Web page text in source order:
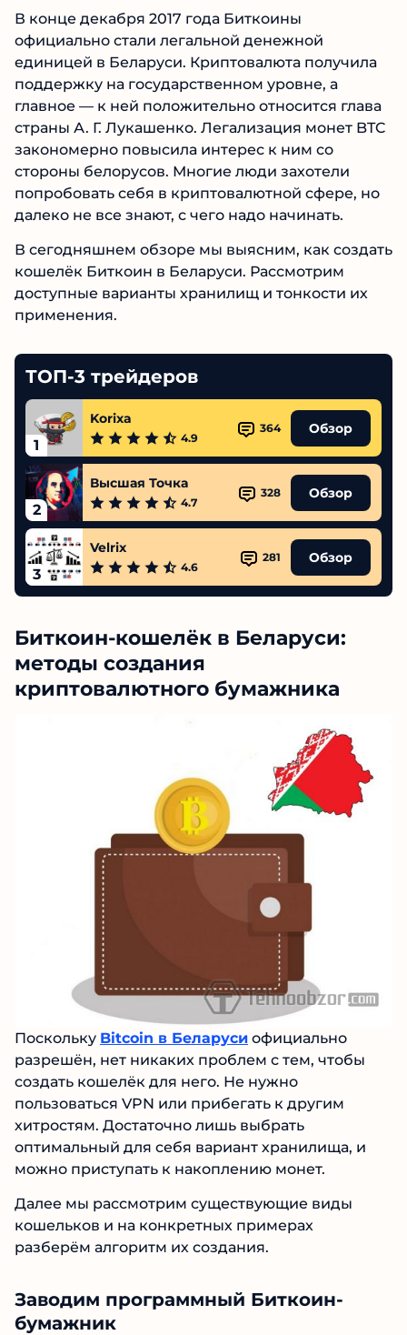
В конце декабря 2017 года Биткоины
официально стали легальной денежной
единицей в Беларуси. Криптовалюта получила
поддержку на государственном уровне, а
главное — к ней положительно относится глава
страны А. Г. Лукашенко. Легализация монет BTC
закономерно повысила интерес к ним со
стороны белорусов. Многие люди захотели
попробовать себя в криптовалютной сфере, но
далеко не все знают, с чего надо начинать.
В сегодняшнем обзоре мы выясним, как создать
кошелёк Биткоин в Беларуси. Рассмотрим
доступные варианты хранилищ и тонкости их
применения.
ТОП-3 трейдеров
1
Korixa
4.9
364 Обзор
2
Высшая Точка
4.7
328 Обзор
3
Velrix
4.6
281 Обзор
Биткоин-кошелёк в Беларуси:
методы создания
криптовалютного бумажника
Поскольку Bitcoin в Беларуси официально
разрешён, нет никаких проблем с тем, чтобы
создать кошелёк для него. Не нужно
пользоваться VPN или прибегать к другим
хитростям. Достаточно лишь выбрать
оптимальный для себя вариант хранилища, и
можно приступать к накоплению монет.
Далее мы рассмотрим существующие виды
кошельков и на конкретных примерах
разберём алгоритм их создания.
Заводим программный Биткоин-
бумажник